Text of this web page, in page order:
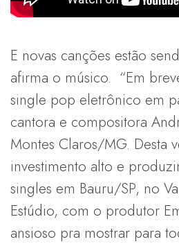
E novas canções estão
afirma o músico. “Em
single pop eletrônico em
cantora e compositora
Montes Claros/MG. Desta
investimento alto e
singles em Bauru/SP, no
Estúdio, com o produtor
ansioso pra mostrar para